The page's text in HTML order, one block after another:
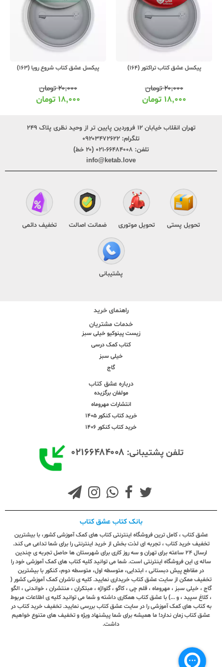
پیکسل عشق کتاب تراکتور (164)
۲۰,۰۰۰تومان
۱۸,۰۰۰ تومان
پیکسل عشق کتاب شروع رویا (163)
۲۰,۰۰۰تومان
۱۸,۰۰۰ تومان
تهران انقلاب خیابان ۱۲ فروردین پایین تر از وحید نظری پلاک ۲۴۹
تلگرام: ۰۹۲۰۳۴۷۲۶۲۲
تلفن: ۶۶۴۸۴۰۰۸-۰۲۱ (۲۰ خط)
info@ketab.love
تحویل پستی تحویل موتوری ضمانت اصالت تخفیف دائمی
پشتیبانی
راهنمای خرید
خدمات مشتریان
زیست پینوکیو خیلی سبز
کتاب کمک درسی
خیلی سبز
گاج
درباره عشق کتاب
مولفان برگزیده
انتشارات مهروماه
خرید کتاب کنکور 1405
خرید کتاب کنکور 1406
تلفن پشتیبانی: ۰۲۱۶۶۴۸۴۰۰۸
بانک کتاب عشق کتاب
عشق کتاب ، کامل ترین فروشگاه اینترنتی کتاب های کمک آموزشی کشور، با بیشترین
تخفیف خرید کتاب ، تجربه ای لذت بخش از خرید اینترنتی را برای شما تداعی می کند.
ارسال ٢٤ ساعته برای تهران و سه روز کاری برای شهرستان ها حاصل تجربه ی چندین
ساله ی این فروشگاه اینترنتی است. شما می توانید کلیه کتاب های کمک آموزشی خود را
در مقاطع پیش دبستانی ، ابتدایی، متوسطه اول، متوسطه دوم، کنکور با بیشترین
تخفیف ممکن از سایت عشق کتاب خریداری نمایید. کلیه ی ناشران کمک آموزشی کشور (
گاج ، خیلی سبز ، مهروماه ، قلم چی ، کاگو ، گلواژه ، مبتکران ، منتشران ، خواندنی ، الگو
، کلاغ سپید ، و ...) با عشق کتاب همکاری داشته و شما می توانید کلیه ی اطلاعات مربوط
به کتاب های کمک آموزشی را در سایت عشق کتاب بررسی نمایید. تخفیف خرید کتاب در
عشق کتاب زمان ندارد! ما همیشه برای شما پیشنهاد ویژه و تخفیف های متنوع خواهیم
داشت.